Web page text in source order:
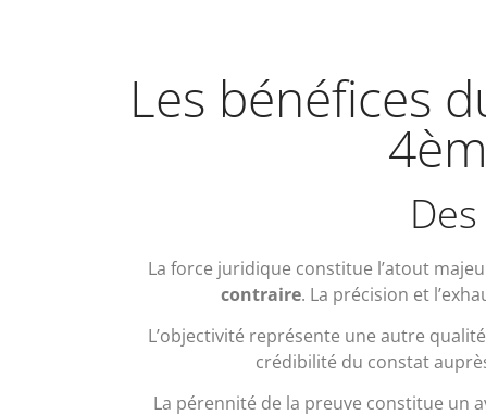
Les bénéfices
La force juridique constitue l’atout
contraire. La précision et
L’objectivité représente une autre
crédibilité du constat
La pérennité de la preuve constitue un